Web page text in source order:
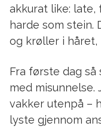
akkurat like:
harde som stein.
og krøller i håret,
Fra første dag
med misunnelse.
vakker utenpå –
lyste gjennom